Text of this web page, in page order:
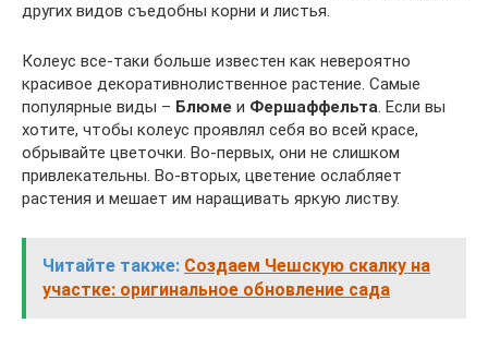
других видов съедобны корни и листья.
Колеус все-таки больше известен как невероятно
красивое декоративнолиственное растение. Самые
популярные виды – Блюме и Фершаффельта. Если вы
хотите, чтобы колеус проявлял себя во всей красе,
обрывайте цветочки. Во-первых, они не слишком
привлекательны. Во-вторых, цветение ослабляет
растения и мешает им наращивать яркую листву.
Читайте также: Создаем Чешскую скалку на
участке: оригинальное обновление сада